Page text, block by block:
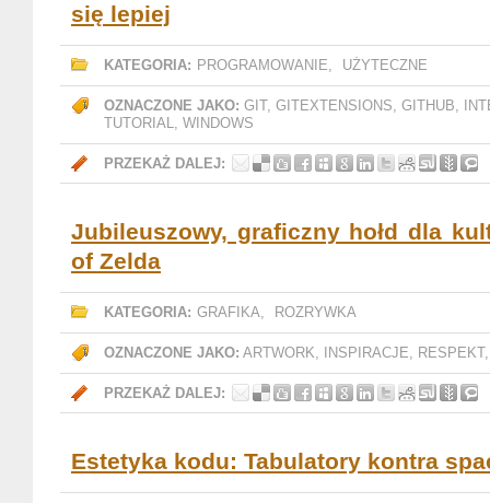
się lepiej
KATEGORIA: PROGRAMOWANIE, UŻYTECZNE
OZNACZONE JAKO: GIT, GITEXTENSIONS, GITHUB,
TUTORIAL, WINDOWS
PRZEKAŻ DALEJ:
Jubileuszowy, graficzny hołd dla
of Zelda
KATEGORIA: GRAFIKA, ROZRYWKA
OZNACZONE JAKO: ARTWORK, INSPIRACJE, RESPEKT
PRZEKAŻ DALEJ:
Estetyka kodu: Tabulatory kontra